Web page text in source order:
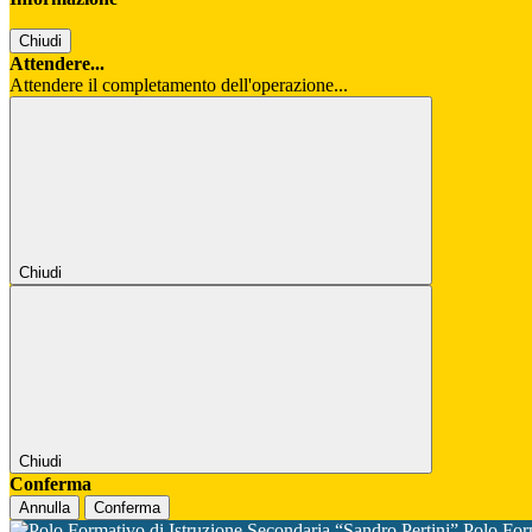
Chiudi
Attendere...
Attendere il completamento dell'operazione...
Chiudi
Chiudi
Conferma
Annulla Conferma